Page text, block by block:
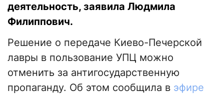
деятельность, заявила Людмила
Филиппович.
Решение о передаче Киево-Печерской
лавры в пользование УПЦ можно
отменить за антигосударственную
пропаганду. Об этом сообщила в эфире